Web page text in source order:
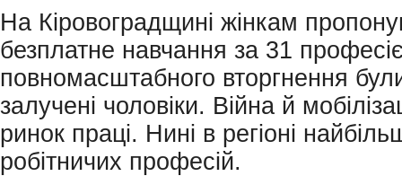
На Кіровоградщині жінкам
безплатне навчання за 31
повномасштабного вторгнення
залучені чоловіки. Війна й
ринок праці. Нині в регіоні
робітничих професій.